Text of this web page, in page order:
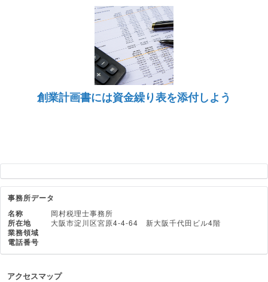
創業計画書には資金繰り表を添付しよう
事務所データ
名称
岡村税理士事務所
所在地 大阪市淀川区宮原4-4-64 新大阪千代田ビル4階
業務領域
電話番号
アクセスマップ